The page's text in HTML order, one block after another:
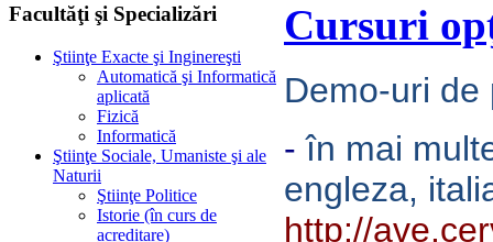
Cursuri
Demo-uri de
-în mai
engleza,
http://
Facultăţi şi Specializări
Ştiinţe Exacte şi Inginereşti
Automatică şi Informatică
aplicată
Fizică
Informatică
Ştiinţe Sociale, Umaniste şi ale
Naturii
Ştiinţe Politice
Istorie (în curs de
acreditare)